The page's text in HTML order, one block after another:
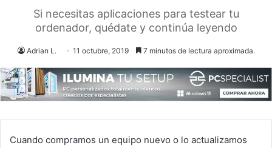
Si necesitas aplicaciones para testear tu
ordenador, quédate y continúa leyendo
Adrian L. 11 octubre, 2019 7 minutos de lectura aproximada.
Cuando compramos un equipo nuevo o lo actualizamos